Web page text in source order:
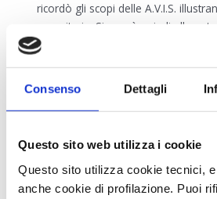
Consenso Dettagli
Questo sito web utilizza i cookie
Questo sito utilizza cookie tecnici,
anche cookie di profilazione. Puoi
ricordò gli scopi delle A.V.I.S.
umanitarie. Si passò quindi alla
Consiglio che risultò così composto:
Dott. Bruno Tessarolo – Vice
d. Ferruccio Pietrobon –
Ceccato, Giuseppe
Possiedi, Vico Riccitiello.
Arturo Carraro – Cassiere.